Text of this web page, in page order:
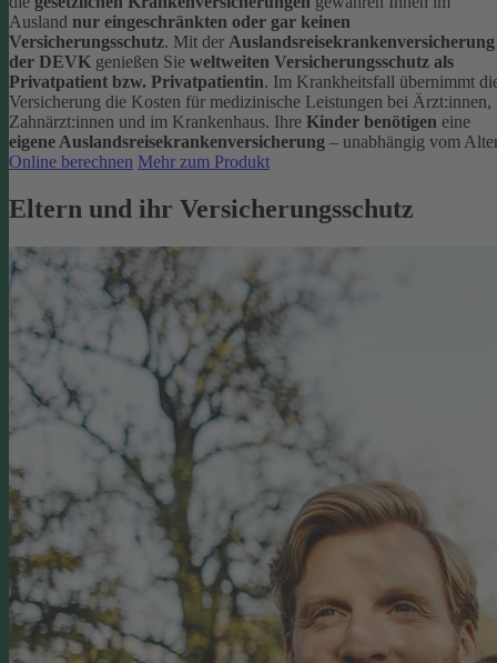
Ausland nur eingeschränkten oder gar keinen
Versicherungsschutz. Mit der Auslandsreisekrankenversicherung
der DEVK genießen Sie weltweiten Versicherungsschutz als
Privatpatient bzw. Privatpatientin. Im Krankheitsfall übernimmt
Versicherung die Kosten für medizinische Leistungen bei Ärzt:innen,
Zahnärzt:innen und im Krankenhaus. Ihre Kinder benötigen eine
eigene Auslandsreisekrankenversicherung – unabhängig vom
Online berechnen Mehr zum Produkt
Eltern und ihr Versicherungsschutz